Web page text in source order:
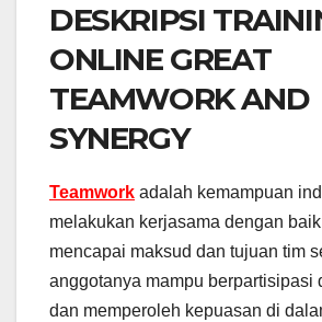
DESKRIPSI
ONLINE GREAT
TEAMWORK AND
SYNERGY
Teamwork adalah kemampuan
melakukan kerjasama dengan
mencapai maksud dan tujuan tim
anggotanya mampu berpartisipasi
dan memperoleh kepuasan di